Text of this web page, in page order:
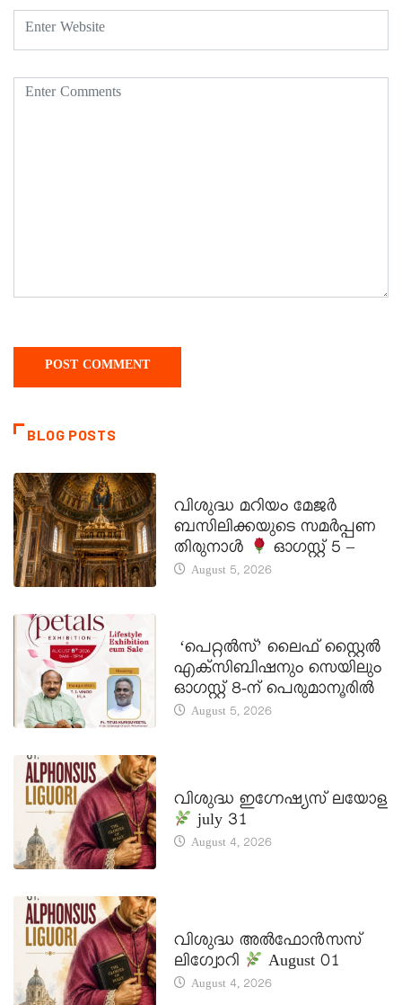
BLOG POSTS
വിശുദ്ധ മറിയം മേജർ
ബസിലിക്കയുടെ സമർപ്പണ
തിരുനാൾ
ഓഗസ്റ്റ് 5 –
August 5, 2026
‘പെറ്റൽസ്’ ലൈഫ് സ്റ്റൈൽ
എക്സിബിഷനും സെയിലും
ഓഗസ്റ്റ് 8-ന് പെരുമാനൂരിൽ
August 5, 2026
വിശുദ്ധ ഇഗ്നേഷ്യസ് ലയോള
july 31
August 4, 2026
വിശുദ്ധ അൽഫോൻസസ്
ലിഗ്വോറി
August 01
August 4, 2026